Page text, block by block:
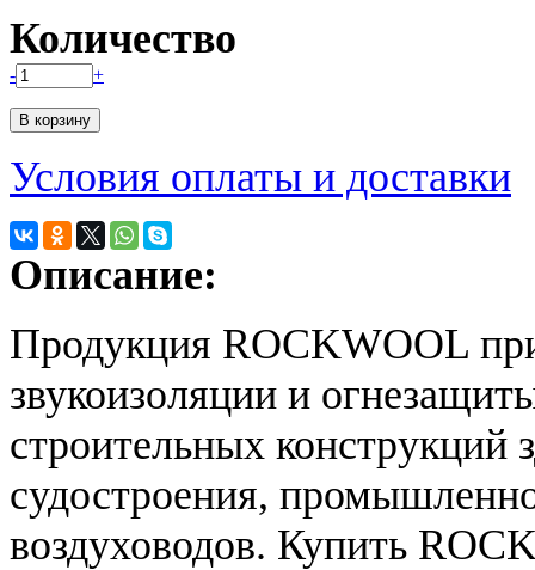
Количество
- +
Условия оплаты и доставки
Описание:
Продукция ROCKWOOL
звукоизоляции и
строительных конструкций
судостроения,
воздуховодов. Купить